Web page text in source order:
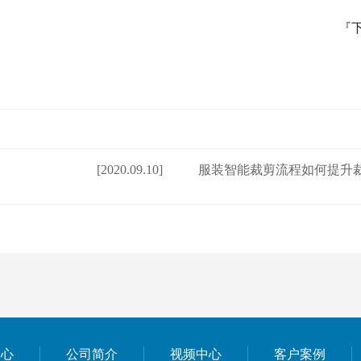
『
[2020.09.10] 服装智能裁剪流程如何提升
公司简介 视频中心 客户案例